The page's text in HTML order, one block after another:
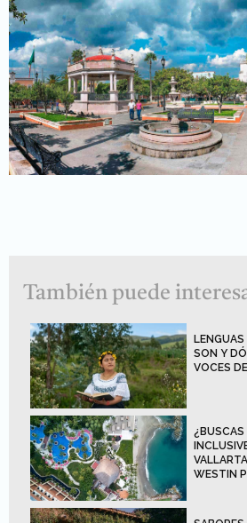
También puede
SON Y
VOCES
WESTIN